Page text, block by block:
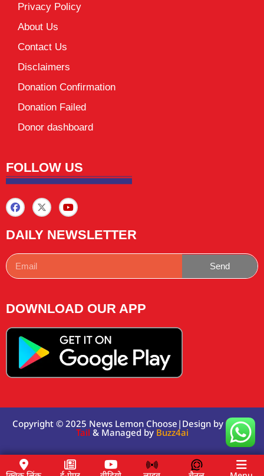
Privacy Policy
About Us
Contact Us
Disclaimers
Donation Confirmation
Donation Failed
Donor dashboard
FOLLOW US
DAILY NEWSLETTER
Send
DOWNLOAD OUR APP
Copyright © 2025 News Lemon Choose|Design by Traffic
Tail & Managed by Buzz4ai